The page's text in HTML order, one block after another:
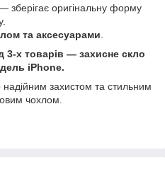
зберігає оригінальну форму
та аксесуарами
3-х товарів — захисне скло
iPhone.
захистом та стильним
чохлом.